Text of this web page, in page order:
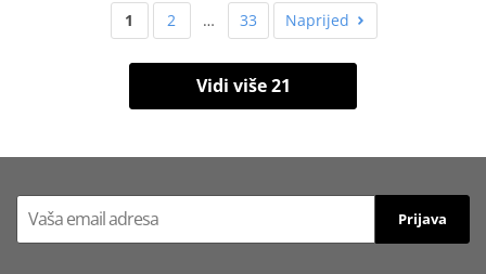
1 2 … 33 Naprijed
Vidi više 21
Prijava